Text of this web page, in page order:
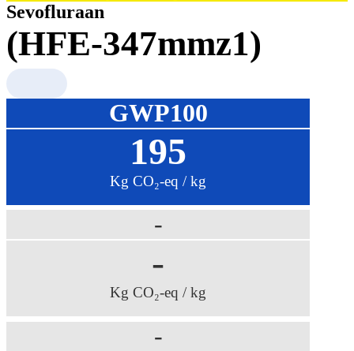
Sevofluraan
(HFE-347mmz1)
GWP100
195
Kg CO₂-eq / kg
-
-
Kg CO₂-eq / kg
-